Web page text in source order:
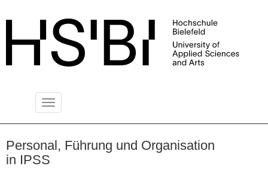
Toggle
Personal, Führung und Organisation
in IPSS